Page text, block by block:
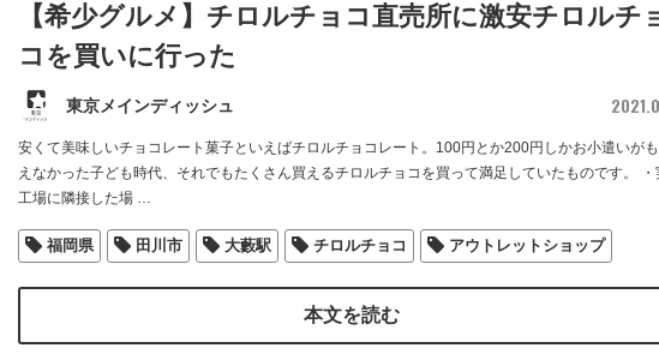
【希少グルメ】チロルチョコ直売所に激安チロルチ
コを買いに行った
東京メインディッシュ
安くて美味しいチョコレート菓子といえばチロルチョコレート。100円とか200円しかお小遣いが
えなかった子ども時代、それでもたくさん買えるチロルチョコを買って満足していたものです。 ・
工場に隣接した場…
福岡県 田川市 大藪駅 チロルチョコ アウトレットショップ
本文を読む